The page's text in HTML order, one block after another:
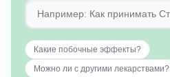
Прочее
Пульмонология
Сердечные
Какие побочные эффекты?
Можно ли с другими лекарствами?